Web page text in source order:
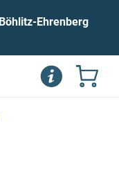
Ehrenberg